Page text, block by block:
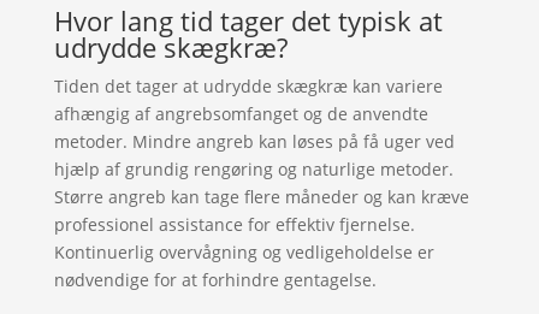
Hvor lang tid tager det typisk at
udrydde skægkræ?
Tiden det tager at udrydde skægkræ kan variere
afhængig af angrebsomfanget og de anvendte
metoder. Mindre angreb kan løses på få uger ved
hjælp af grundig rengøring og naturlige metoder.
Større angreb kan tage flere måneder og kan kræve
professionel assistance for effektiv fjernelse.
Kontinuerlig overvågning og vedligeholdelse er
nødvendige for at forhindre gentagelse.